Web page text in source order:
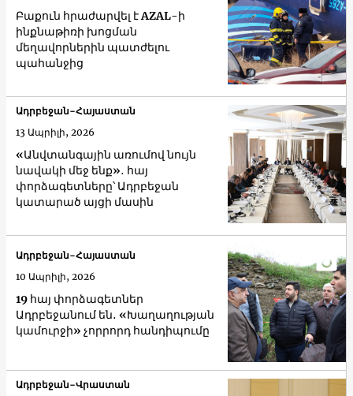
Բաքուն հրաժարվել է AZAL-ի
ինքնաթիռի խոցման
մեղավորներին պատժելու
պահանջից
«Անվտանգային առումով նույն
նավակի մեջ ենք»․ հայ
փորձագետները՝ Ադրբեջան
կատարած այցի մասին
Ադրբեջան-Հայաստան
13 Ապրիլի, 2026
19 հայ փորձագետներ
Ադրբեջանում են․ «Խաղաղության
կամուրջի» չորրորդ հանդիպումը
Ադրբեջան-Հայաստան
10 Ապրիլի, 2026
Ադրբեջան-Վրաստան